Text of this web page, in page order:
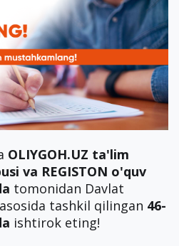
OLIYGOH.UZ ta'lim
va REGISTON o'quv
tomonidan Davlat
tashkil qilingan 46-
ishtirok eting!